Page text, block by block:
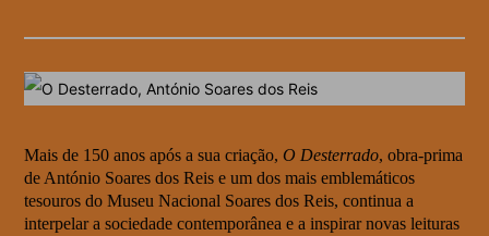
Mais de 150 anos após a sua criação,O Desterrado, obra-prima
de António Soares dos Reis e um dos mais emblemáticos
tesouros do Museu Nacional Soares dos Reis, continua a
interpelar a sociedade contemporânea e a inspirar novas leituras